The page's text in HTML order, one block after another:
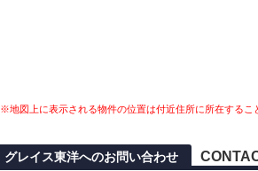
※地図上に表示される物件の位置は付近住所に所在するこ
グレイス東洋へのお問い合わせ